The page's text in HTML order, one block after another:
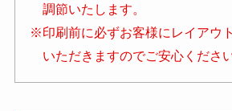
調節いたします。
※印刷前に必ずお客様にレイアウ
いただきますのでご安心ください